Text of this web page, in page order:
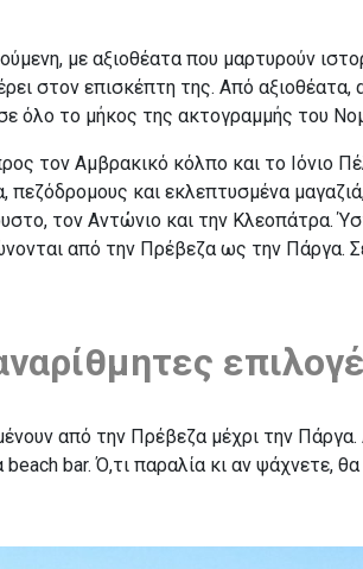
με αξιοθέατα που μαρτυρούν
στον επισκέπτη της. Από
όλο το μήκος της ακτογραμμής του
τον Αμβρακικό κόλπο και το Ιόνιο
πεζόδρομους και εκλεπτυσμένα
τον Αντώνιο και την Κλεοπάτρα.
από την Πρέβεζα ως την Πάργα.
από την Πρέβεζα μέχρι την
bar. Ό,τι παραλία κι αν ψάχνετε,